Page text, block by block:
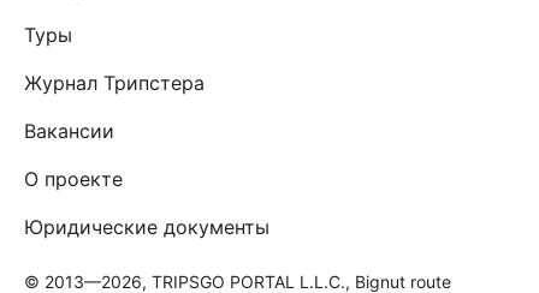
Туры
Журнал Трипстера
Вакансии
О проекте
Юридические документы
© 2013—2026, TRIPSGO PORTAL L.L.C., Bignut route